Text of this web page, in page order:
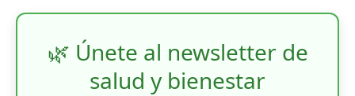
🌿 Únete al newsletter de
salud y bienestar